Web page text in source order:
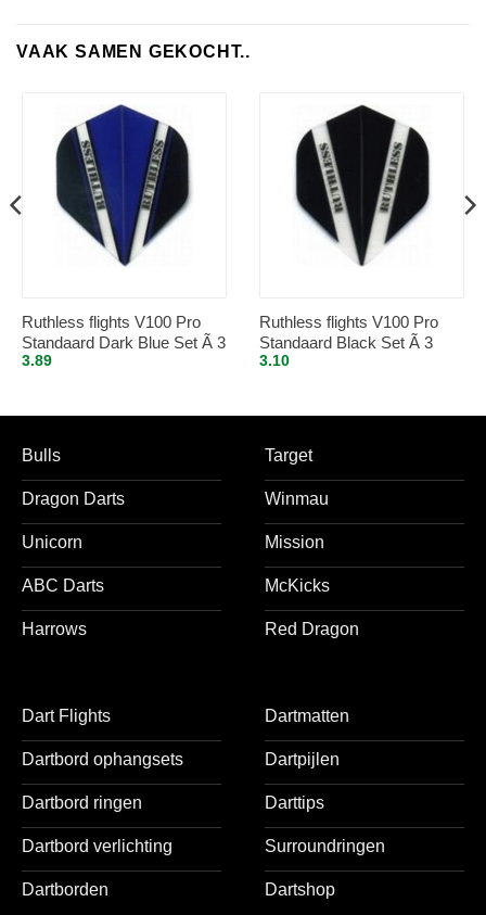
VAAK SAMEN GEKOCHT..
Ruthless flights V100 Pro
Standaard Dark Blue Set Ã 3
stuks
3.89
Ruthless flights V100 Pro
Standaard Black Set Ã 3
stuks
3.10
Bulls
Dragon Darts
Unicorn
ABC Darts
Harrows
Target
Winmau
Mission
McKicks
Red Dragon
Dart Flights
Dartbord ophangsets
Dartbord ringen
Dartbord verlichting
Dartborden
Dartmatten
Dartpijlen
Darttips
Surroundringen
Dartshop